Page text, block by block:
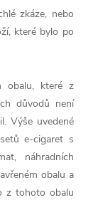
zkáze, nebo
které bylo po
obalu, které z
důvodů není
Výše uvedené
e-cigaret s
náhradních
obalu a
z tohoto obalu